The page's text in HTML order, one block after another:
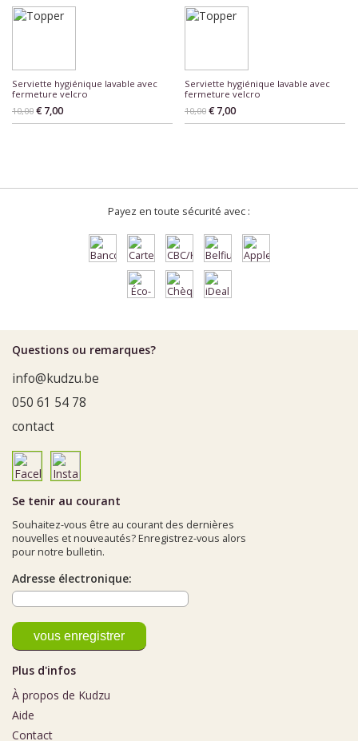
Serviette hygiénique lavable avec
fermeture velcro
10,00 € 7,00
Serviette hygiénique lavable avec
fermeture velcro
10,00 € 7,00
Payez en toute sécurité avec :
Questions ou remarques?
info@kudzu.be
050 61 54 78
contact
Se tenir au courant
Souhaitez-vous être au courant des dernières
nouvelles et nouveautés? Enregistrez-vous alors
pour notre bulletin.
Adresse électronique:
Plus d'infos
À propos de Kudzu
Aide
Contact